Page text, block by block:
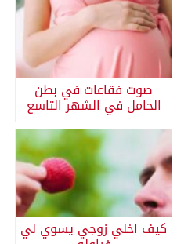
صوت فقاعات في بطن
الحامل في الشهر التاسع
كيف اخلي زوجي يسوي لي